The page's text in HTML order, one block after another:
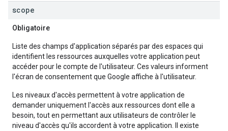
scope
Obligatoire
Liste des champs d'application séparés par des espaces qui
identifient les ressources auxquelles votre application peut
accéder pour le compte de l'utilisateur. Ces valeurs informent
l'écran de consentement que Google affiche à l'utilisateur.
Les niveaux d'accès permettent à votre application de
demander uniquement l'accès aux ressources dont elle a
besoin, tout en permettant aux utilisateurs de contrôler le
niveau d'accès qu'ils accordent à votre application. Il existe